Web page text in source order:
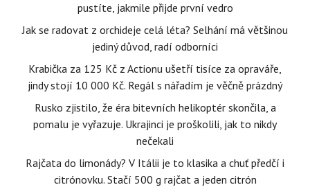
pustíte, jakmile přijde první vedro
Jak se radovat z orchideje celá léta? Selhání má většinou
jediný důvod, radí odborníci
Krabička za 125 Kč z Actionu ušetří tisíce za opraváře,
jindy stojí 10 000 Kč. Regál s nářadím je věčně prázdný
Rusko zjistilo, že éra bitevních helikoptér skončila, a
pomalu je vyřazuje. Ukrajinci je proškolili, jak to nikdy
nečekali
Rajčata do limonády? V Itálii je to klasika a chuť předčí i
citrónovku. Stačí 500 g rajčat a jeden citrón